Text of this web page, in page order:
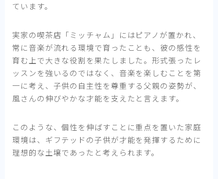
ています。
実家の喫茶店「ミッチャム」にはピアノが置かれ、
常に音楽が流れる環境で育ったことも、彼の感性を
育む上で大きな役割を果たしました。形式張ったレ
ッスンを強いるのではなく、音楽を楽しむことを第
一に考え、子供の自主性を尊重する父親の姿勢が、
風さんの伸びやかな才能を支えたと言えます。
このような、個性を伸ばすことに重点を置いた家庭
環境は、ギフテッドの子供が才能を発揮するために
理想的な土壌であったと考えられます。